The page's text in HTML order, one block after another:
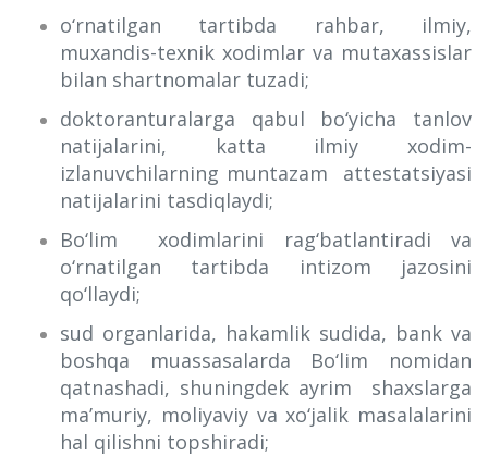
o‘rnatilgan tartibda rahbar, ilmiy,
muxandis-texnik xodimlar va mutaxassislar
bilan shartnomalar tuzadi;
doktoranturalarga qabul bo‘yicha tanlov
natijalarini, katta ilmiy xodim-
izlanuvchilarning muntazam attestatsiyasi
natijalarini tasdiqlaydi;
Bo‘lim xodimlarini rag‘batlantiradi va
o‘rnatilgan tartibda intizom jazosini
qo‘llaydi;
sud organlarida, hakamlik sudida, bank va
boshqa muassasalarda Bo‘lim nomidan
qatnashadi, shuningdek ayrim shaxslarga
ma’muriy, moliyaviy va xo‘jalik masalalarini
hal qilishni topshiradi;